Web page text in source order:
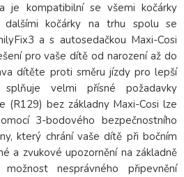
je kompatibilní se všemi kočárky
kočárky na trhu spolu se
a s autosedačkou Maxi-Cosi
pro vaše dítě od narození až do
dítěte proti směru jízdy pro lepší
velmi přísné požadavky
(R129) bez základny Maxi-Cosi lze
3-bodového bezpečnostního
který chrání vaše dítě při bočním
a zvukové upozornění na základně
možnost nesprávného připevnění